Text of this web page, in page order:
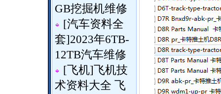
GB挖掘机维修
[汽车资料全
套]2023年6TB-
12TB汽车维修
[飞机]飞机技
术资料大全 飞